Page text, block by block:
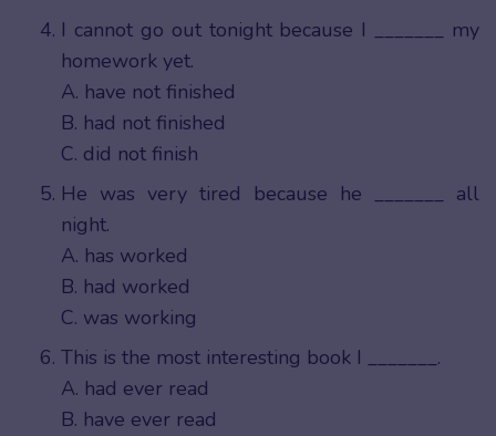
I cannot go out tonight because I _______ my
homework yet.
A. have not finished
B. had not finished
C. did not finish
He was very tired because he _______ all
night.
A. has worked
B. had worked
C. was working
This is the most interesting book I _______.
A. had ever read
B. have ever read